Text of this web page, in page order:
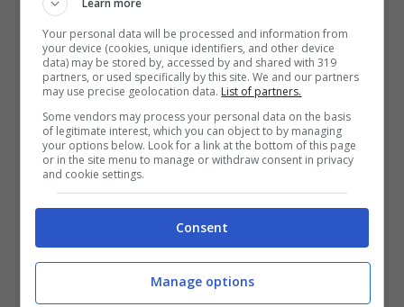
Piazza Santa Barbara
appartato è la piccola Piazza di Santa
Barbara, chiusa tra Palazzo Ducale e la
Basilica di Santa Barbara. Una piazzetta a
forma di ellissi, nel cuore della Mantova
storica. Si tratta di un posto ideale per un
bacio furtivo, dopo la visita al grande
Palazzo Ducale e poco prima di entrare nel
Castello di San Giorgio. Concedetevi
questa pausa romantica.
Your personal data will be processed and information from
your device (cookies, unique identifiers, and other device
data) may be stored by, accessed by and shared with 319
partners, or used specifically by this site. We and our partners
may use precise geolocation data. List of partners.
Some vendors may process your personal data on the basis
of legitimate interest, which you can object to by managing
your options below. Look for a link at the bottom of this page
or in the site menu to manage or withdraw consent in privacy
and cookie settings.
Consent
Manage options